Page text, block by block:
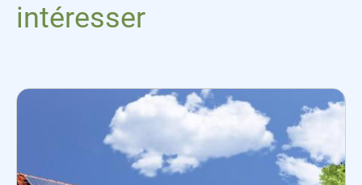
intéresser